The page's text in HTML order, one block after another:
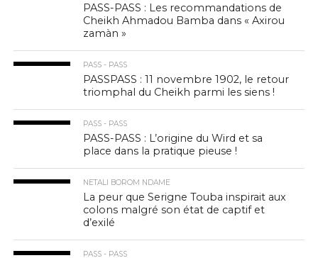
PASS-PASS : Les recommandations de
Cheikh Ahmadou Bamba dans « Axirou
zamàn »
PASS - PASS
PASSPASS : 11 novembre 1902, le retour
triomphal du Cheikh parmi les siens !
PASS - PASS
PASS-PASS : L’origine du Wird et sa
place dans la pratique pieuse !
NETALI BOROM NDAME
La peur que Serigne Touba inspirait aux
colons malgré son état de captif et
d’exilé
PASS - PASS